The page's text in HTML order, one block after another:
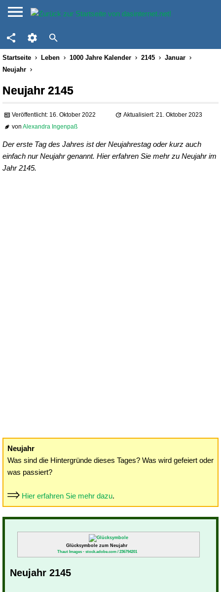
Startseite Leben 1000 Jahre Kalender 2145
Januar
Neujahr
Neujahr 2145
Veröffentlicht: 16. Oktober 2022
Aktualisiert: 21. Oktober 2023
vonAlexandra Ingenpaß
Der erste Tag des Jahres ist der Neujahrestag oder kurz auch
einfach nur Neujahr genannt. Hier erfahren Sie mehr zu Neujahr im
Jahr 2145.
Neujahr
Was sind die Hintergründe dieses Tages? Was wird gefeiert oder
was passiert?
Hier erfahren Sie mehr dazu.
Glücksymbole zum Neujahr
Thaut Images - stock.adobe.com / 236794201
Neujahr 2145